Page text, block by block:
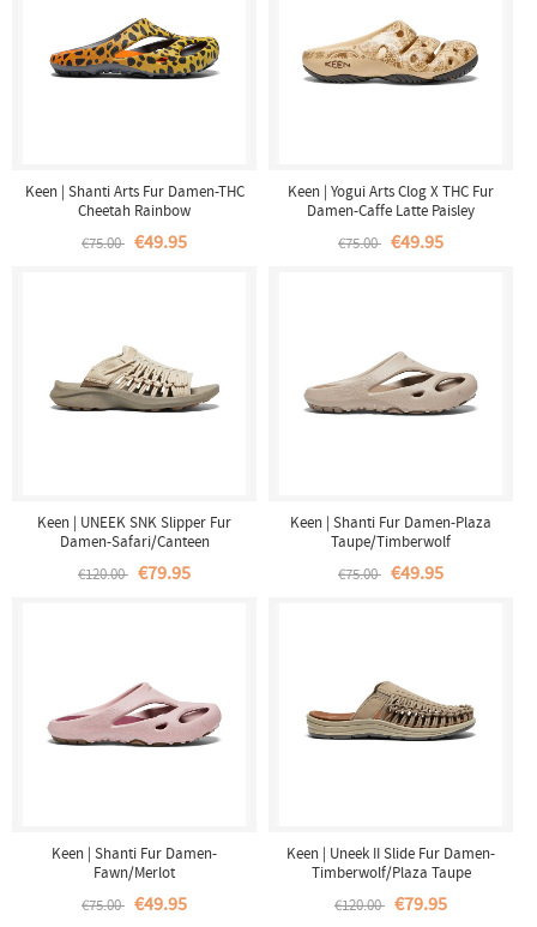
Keen | Shanti Arts Fur Damen-THC
Cheetah Rainbow
€75.00 €49.95
Keen | Yogui Arts Clog X THC Fur
Damen-Caffe Latte Paisley
€75.00 €49.95
Keen | UNEEK SNK Slipper Fur
Damen-Safari/Canteen
€120.00 €79.95
Keen | Shanti Fur Damen-Plaza
Taupe/Timberwolf
€75.00 €49.95
Keen | Shanti Fur Damen-
Fawn/Merlot
€75.00 €49.95
Keen | Uneek II Slide Fur Damen-
Timberwolf/Plaza Taupe
€120.00 €79.95